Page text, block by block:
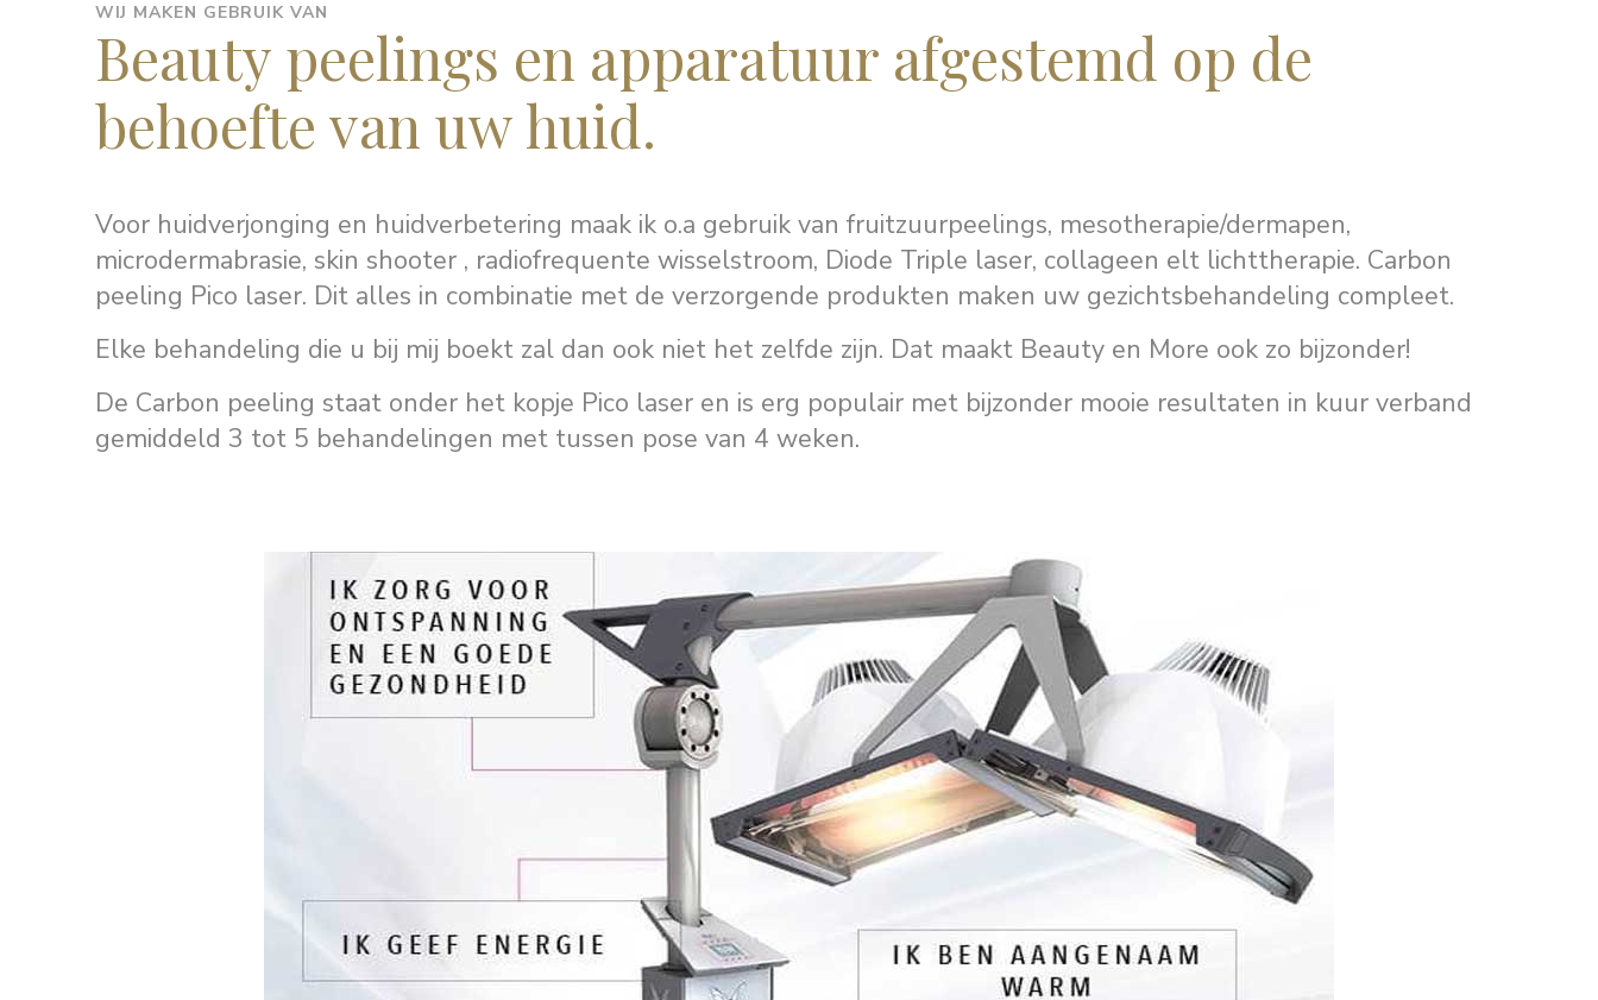
WIJ MAKEN GEBRUIK VAN
Beauty peelings en apparatuur afgestemd op de
behoefte van uw huid.
Voor huidverjonging en huidverbetering maak ik o.a gebruik van fruitzuurpeelings, mesotherapie/dermapen,
microdermabrasie, skin shooter , radiofrequente wisselstroom, Diode Triple laser, collageen elt lichttherapie. Carbon
peeling Pico laser. Dit alles in combinatie met de verzorgende produkten maken uw gezichtsbehandeling compleet.
Elke behandeling die u bij mij boekt zal dan ook niet het zelfde zijn. Dat maakt Beauty en More ook zo bijzonder!
De Carbon peeling staat onder het kopje Pico laser en is erg populair met bijzonder mooie resultaten in kuur verband
gemiddeld 3 tot 5 behandelingen met tussen pose van 4 weken.